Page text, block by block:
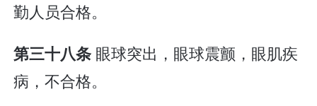
勤人员合格。
第三十八条 眼球突出，眼球震颤，眼肌疾
病，不合格。